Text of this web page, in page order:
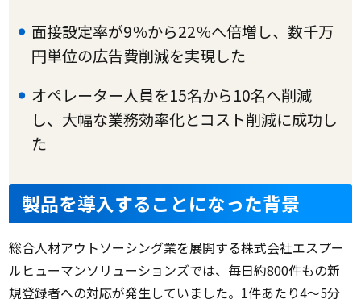
面接設定率が9％から22％へ倍増し、数千万
円単位の広告費削減を実現した
オペレーター人員を15名から10名へ削減
し、大幅な業務効率化とコスト削減に成功し
た
製品を導入することになった背景
総合人材アウトソーシング業を展開する株式会社エスプー
ルヒューマンソリューションズでは、毎日約800件もの新
規登録者への対応が発生していました。1件あたり4〜5分